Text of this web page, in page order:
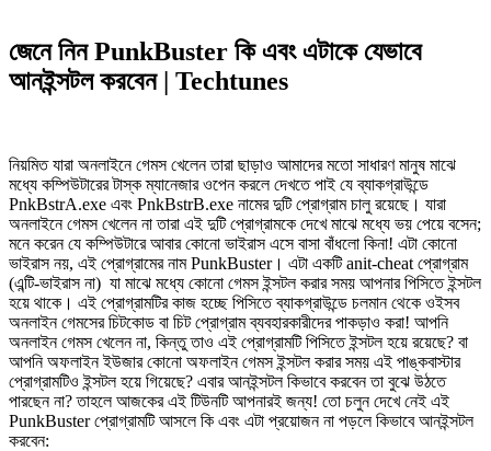
জেনে নিন PunkBuster কি এবং এটাকে যেভাবে
আনইন্সটল করবেন | Techtunes
নিয়মিত যারা অনলাইনে গেমস খেলেন তারা ছাড়াও আমাদের মতো সাধারণ মানুষ মাঝে
মধ্যে কম্পিউটারের টাস্ক ম্যানেজার ওপেন করলে দেখতে পাই যে ব্যাকগ্রাউন্ডে
PnkBstrA.exe এবং PnkBstrB.exe নামের দুটি প্রোগ্রাম চালু রয়েছে। যারা
অনলাইনে গেমস খেলেন না তারা এই দুটি প্রোগ্রামকে দেখে মাঝে মধ্যে ভয় পেয়ে বসেন;
মনে করেন যে কম্পিউটারে আবার কোনো ভাইরাস এসে বাসা বাঁধলো কিনা! এটা কোনো
ভাইরাস নয়, এই প্রোগ্রামের নাম PunkBuster। এটা একটি anit-cheat প্রোগ্রাম
(এন্টি-ভাইরাস না) যা মাঝে মধ্যে কোনো গেমস ইন্সটল করার সময় আপনার পিসিতে ইন্সটল
হয়ে থাকে। এই প্রোগ্রামটির কাজ হচ্ছে পিসিতে ব্যাকগ্রাউন্ডে চলমান থেকে ওইসব
অনলাইন গেমসের চিটকোড বা চিট প্রোগ্রাম ব্যবহারকারীদের পাকড়াও করা! আপনি
অনলাইন গেমস খেলেন না, কিন্তু তাও এই প্রোগ্রামটি পিসিতে ইন্সটল হয়ে রয়েছে? বা
আপনি অফলাইন ইউজার কোনো অফলাইন গেমস ইন্সটল করার সময় এই পাঙ্কবাস্টার
প্রোগ্রামটিও ইন্সটল হয়ে গিয়েছে? এবার আনইন্সটল কিভাবে করবেন তা বুঝে উঠতে
পারছেন না? তাহলে আজকের এই টিউনটি আপনারই জন্য! তো চলুন দেখে নেই এই
PunkBuster প্রোগ্রামটি আসলে কি এবং এটা প্রয়োজন না পড়লে কিভাবে আনইন্সটল
করবেন: